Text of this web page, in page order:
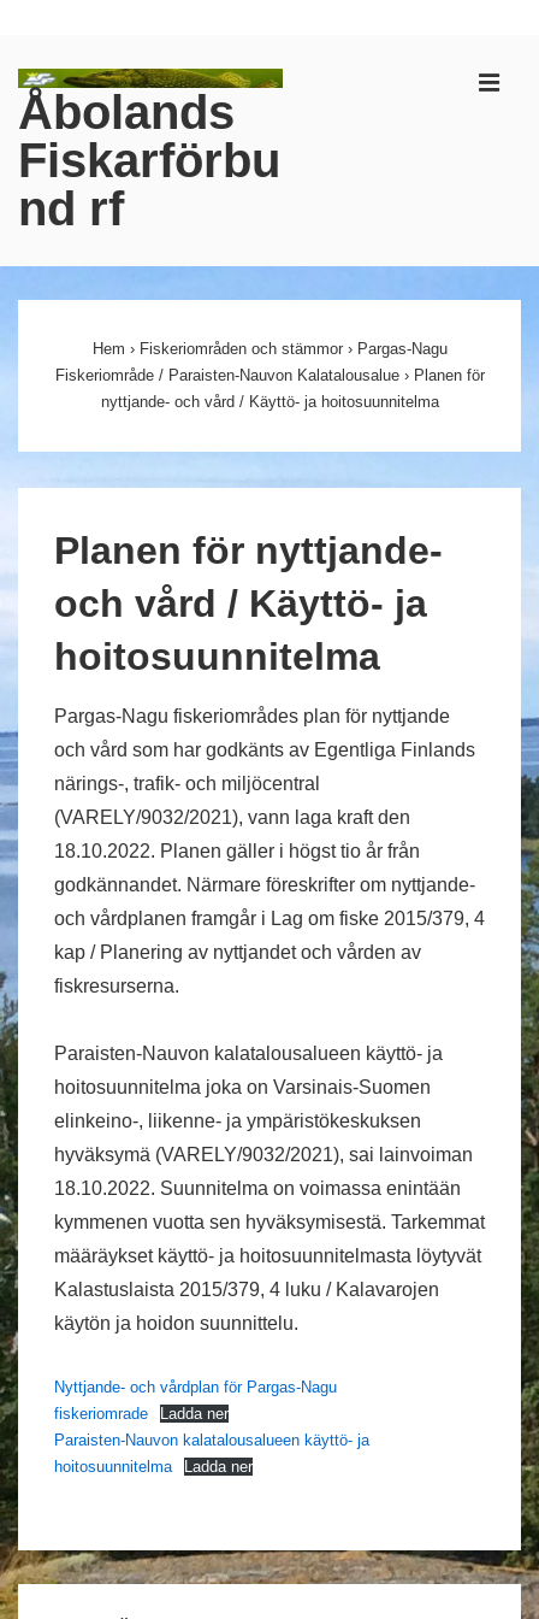
huvudinnehållet
Åbolands
Fiskarförbu
nd rf
Hem › Fiskeriområden och stämmor › Pargas-Nagu
Fiskeriområde / Paraisten-Nauvon Kalatalousalue › Planen för
nyttjande- och vård / Käyttö- ja hoitosuunnitelma
Planen för nyttjande-
och vård / Käyttö- ja
hoitosuunnitelma
Pargas-Nagu fiskeriområdes plan för nyttjande
och vård som har godkänts av Egentliga Finlands
närings-, trafik- och miljöcentral
(VARELY/9032/2021), vann laga kraft den
18.10.2022. Planen gäller i högst tio år från
godkännandet. Närmare föreskrifter om nyttjande-
och vårdplanen framgår i Lag om fiske 2015/379, 4
kap / Planering av nyttjandet och vården av
fiskresurserna.
Paraisten-Nauvon kalatalousalueen käyttö- ja
hoitosuunnitelma joka on Varsinais-Suomen
elinkeino-, liikenne- ja ympäristökeskuksen
hyväksymä (VARELY/9032/2021), sai lainvoiman
18.10.2022. Suunnitelma on voimassa enintään
kymmenen vuotta sen hyväksymisestä. Tarkemmat
määräykset käyttö- ja hoitosuunnitelmasta löytyvät
Kalastuslaista 2015/379, 4 luku / Kalavarojen
käytön ja hoidon suunnittelu.
Nyttjande- och vårdplan för Pargas-Nagu
fiskeriomrade
Ladda ner
Paraisten-Nauvon kalatalousalueen käyttö- ja
hoitosuunnitelma
Ladda ner